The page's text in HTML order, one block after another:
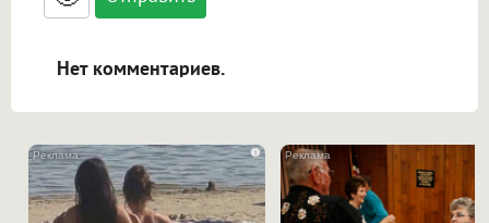
ссылками, и [img]адрес[/img] будет
Нет комментариев.
i